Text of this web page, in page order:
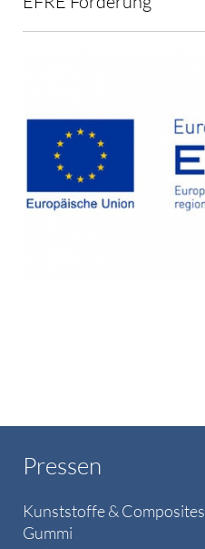
Pressen
Kunststoffe & Composites
Gummi